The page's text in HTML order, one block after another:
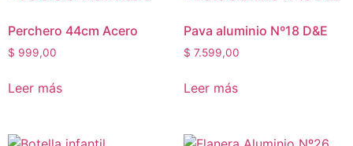
Perchero 44cm Acero
$ 999,00
Leer más
Pava aluminio Nº18 D&E
$ 7.599,00
Leer más